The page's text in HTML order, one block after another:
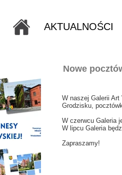
W naszej Galerii Art
Grodzisku,
W czerwcu Galeria
W lipcu Galeria
Zapraszamy!
Nowe
AKTUALNOŚCI